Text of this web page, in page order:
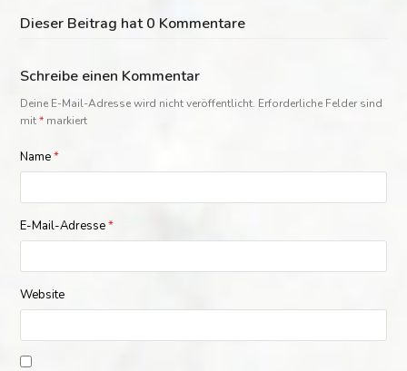
Dieser Beitrag hat 0 Kommentare
Schreibe einen Kommentar
Deine E-Mail-Adresse wird nicht veröffentlicht. Erforderliche Felder sind
mit* markiert
Name*
E-Mail-Adresse*
Website